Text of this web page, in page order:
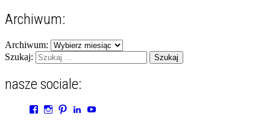
Archiwum:
Archiwum:
Szukaj:
nasze sociale:
ZobaczZobaczZobaczZobacz